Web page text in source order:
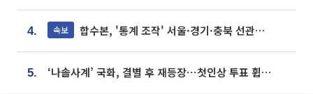
4. 속보 합수본, '통계 조작' 서울·경기·충북 선관위 등 추가 압수수색
5. ‘나솔사계’ 국화, 결별 후 재등장⋯첫인상 투표 휩쓸고 ‘인기녀’ 등극